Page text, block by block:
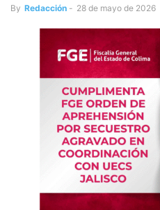
By Redacción - 28 de mayo de 2026